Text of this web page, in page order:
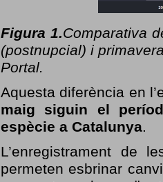
Figura 1.Comparativa
(postnupcial) i
Portal.
Aquesta diferència en
maig siguin el
espècie a Catalunya.
L’enregistrament de
permeten esbrinar